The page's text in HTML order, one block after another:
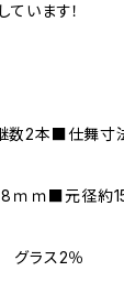
います！
数2本■仕舞寸
ｍｍ■元径約
ラス2％